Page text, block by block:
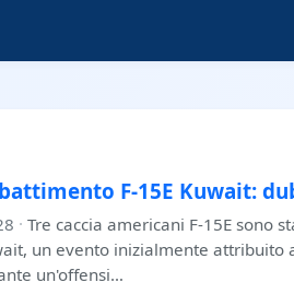
F-15E Kuwait:
· Tre caccia americani F-15E sono
un evento inizialmente
un'offensi…